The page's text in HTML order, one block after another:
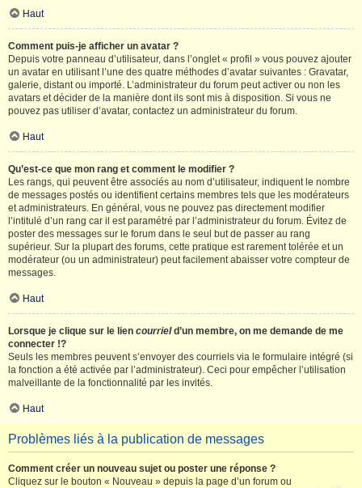
Haut
Comment puis-je afficher un avatar ?
Depuis votre panneau d’utilisateur, dans l’onglet « profil » vous pouvez ajouter
un avatar en utilisant l’une des quatre méthodes d’avatar suivantes : Gravatar,
galerie, distant ou importé. L’administrateur du forum peut activer ou non les
avatars et décider de la manière dont ils sont mis à disposition. Si vous ne
pouvez pas utiliser d’avatar, contactez un administrateur du forum.
Haut
Qu’est-ce que mon rang et comment le modifier ?
Les rangs, qui peuvent être associés au nom d’utilisateur, indiquent le nombre
de messages postés ou identifient certains membres tels que les modérateurs
et administrateurs. En général, vous ne pouvez pas directement modifier
l’intitulé d’un rang car il est paramétré par l’administrateur du forum. Évitez de
poster des messages sur le forum dans le seul but de passer au rang
supérieur. Sur la plupart des forums, cette pratique est rarement tolérée et un
modérateur (ou un administrateur) peut facilement abaisser votre compteur de
messages.
Haut
Lorsque je clique sur le lien courrield’un membre, on me demande de me
connecter !?
Seuls les membres peuvent s’envoyer des courriels via le formulaire intégré (si
la fonction a été activée par l’administrateur). Ceci pour empêcher l’utilisation
malveillante de la fonctionnalité par les invités.
Haut
Problèmes liés à la publication de messages
Comment créer un nouveau sujet ou poster une réponse ?
Cliquez sur le bouton « Nouveau » depuis la page d’un forum ou